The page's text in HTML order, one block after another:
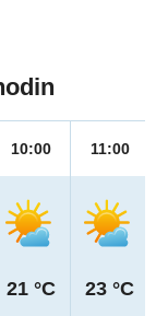
10:00
21 °C
11:00
23 °C